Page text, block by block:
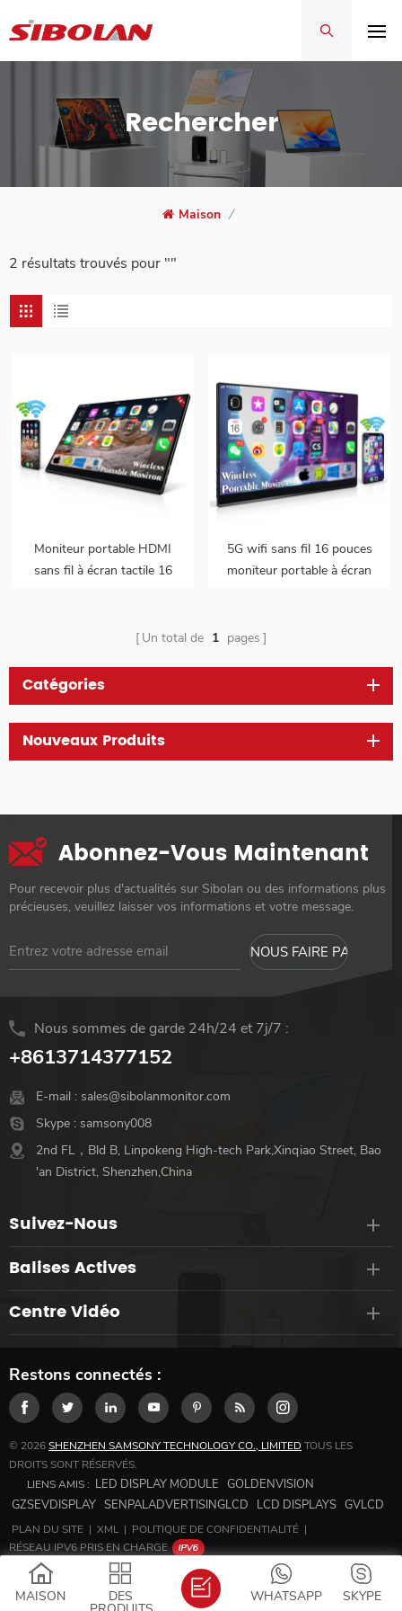
Rechercher
Maison /
2 résultats trouvés pour ""
Moniteur portable HDMI
sans fil à écran tactile 16
5G wifi sans fil 16 pouces
moniteur portable à écran
Un total de 1 pages
Catégories
Nouveaux Produits
Abonnez-Vous Maintenant
Pour recevoir plus d'actualités sur Sibolan ou des informations plus
précieuses, veuillez laisser vos informations et votre message.
Nous sommes de garde 24h/24 et 7j/7 :
+8613714377152
E-mail : sales@sibolanmonitor.com
Skype : samsony008
2nd FL，Bld B, Linpokeng High-tech Park,Xinqiao Street, Bao
'an District, Shenzhen,China
Suivez-Nous
Balises Actives
Centre Vidéo
Restons connectés :
© 2026SHENZHEN SAMSONY TECHNOLOGY CO., LIMITED TOUS LES
DROITS SONT RÉSERVÉS.
LIENS AMIS : LED DISPLAY MODULE GOLDENVISION
GZSEVDISPLAY SENPALADVERTISINGLCD LCD DISPLAYS GVLCD
PLAN DU SITE | XML | POLITIQUE DE CONFIDENTIALITÉ |
RÉSEAU IPV6 PRIS EN CHARGE
MAISON DES SKYPE
WHATSAPP